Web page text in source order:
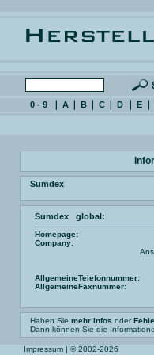
0 - 9 A B C D E
Sumdex
Sumdex global:
Homepage:
Company:
AllgemeineTelefonnummer:
AllgemeineFaxnummer:
Haben Sie mehr Infos oder
Dann können Sie die
Impressum | © 2002-2026